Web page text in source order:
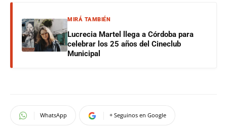
MIRÁ TAMBIÉN
Lucrecia Martel llega a Córdoba para
celebrar los 25 años del Cineclub
Municipal
WhatsApp + Seguinos en Google